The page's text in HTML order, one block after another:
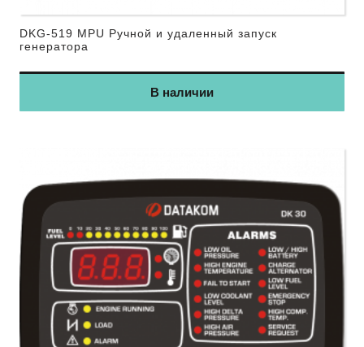
DKG-519 MPU Ручной и удаленный запуск
генератора
В наличии